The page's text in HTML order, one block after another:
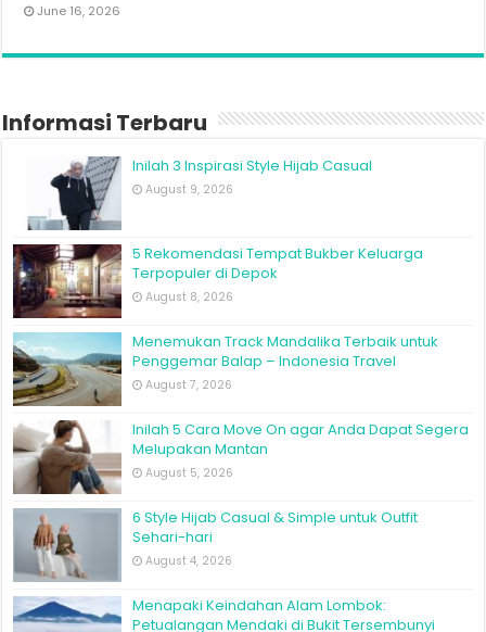
June 16, 2026
Informasi Terbaru
Inilah 3 Inspirasi Style Hijab Casual
August 9, 2026
5 Rekomendasi Tempat Bukber Keluarga
Terpopuler di Depok
August 8, 2026
Menemukan Track Mandalika Terbaik untuk
Penggemar Balap – Indonesia Travel
August 7, 2026
Inilah 5 Cara Move On agar Anda Dapat Segera
Melupakan Mantan
August 5, 2026
6 Style Hijab Casual & Simple untuk Outfit
Sehari-hari
August 4, 2026
Menapaki Keindahan Alam Lombok:
Petualangan Mendaki di Bukit Tersembunyi